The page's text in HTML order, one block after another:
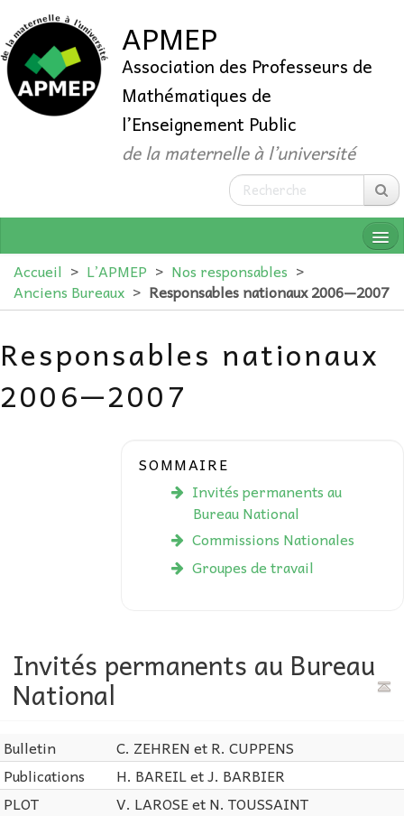
APMEP
Association des Professeurs de
Mathématiques de
l’Enseignement Public
de la maternelle à l’université
ADHÉRER
Accueil > L’APMEP > Nos responsables >
Anciens Bureaux > Responsables nationaux 2006—2007
Responsables nationaux
2006—2007
SOMMAIRE
Invités permanents au
Bureau National
Commissions Nationales
Groupes de travail
Invités permanents au Bureau
National
Bulletin
C. ZEHREN et R. CUPPENS
Publications
H. BAREIL et J. BARBIER
PLOT
V. LAROSE et N. TOUSSAINT